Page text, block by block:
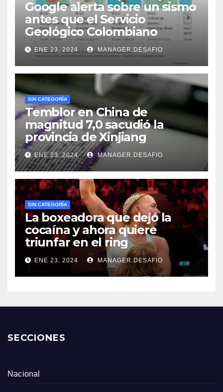
Google alerta sobre un sismo
antes que el Servicio
Geológico Colombiano
ENE 23, 2024 MANAGER.DESAFIO
SIN CATEGORÍA
Temblor en China de
magnitud 7,0 sacudió la
provincia de Xinjiang
ENE 23, 2024 MANAGER.DESAFIO
SIN CATEGORÍA
La boxeadora que dejó la
cocaína y ahora quiere
triunfar en el ring​
ENE 23, 2024 MANAGER.DESAFIO
SECCIONES
Nacional